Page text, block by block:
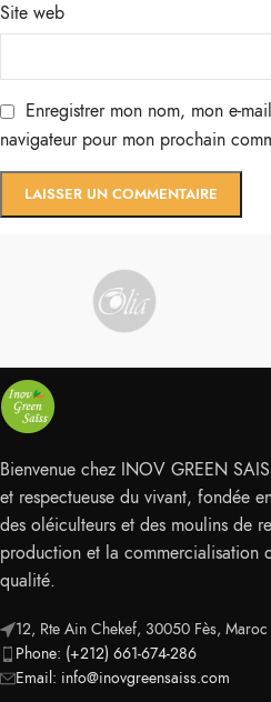
Site web
Enregistrer mon nom, mon e-
navigateur pour mon prochain
Bienvenue chez INOV GREEN
et respectueuse du vivant, fondée
des oléiculteurs et des moulins de
production et la
qualité.
12, Rte Ain Chekef, 30050 Fès, Maroc
Phone: (+212) 661-674-286
Email: info@inovgreensaiss.com